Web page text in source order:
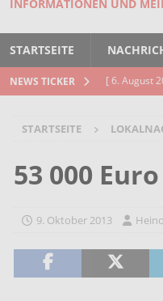
INFORMATIONEN UND
STARTSEITE
NEWS TICKER [ 6. August
[ 6. August
2026/2027
[ 6. August
AKTUELLES
STARTSEITE
53 000
9. Oktober 2013 Heino